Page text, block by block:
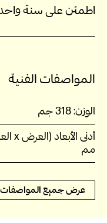
اطمئن على سنة
المواصفات الفنية
الوزن:318‏ جم
أدنى الأبعاد (العرض x العمق x الارتفاع):
مم
عرض جميع المواصفات